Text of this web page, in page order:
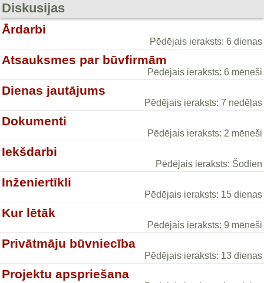
Diskusijas
Ārdarbi
Pēdējais ieraksts: 6 dienas
Atsauksmes par būvfirmām
Pēdējais ieraksts: 6 mēneši
Dienas jautājums
Pēdējais ieraksts: 7 nedēļas
Dokumenti
Pēdējais ieraksts: 2 mēneši
Iekšdarbi
Pēdējais ieraksts: Šodien
Inženiertīkli
Pēdējais ieraksts: 15 dienas
Kur lētāk
Pēdējais ieraksts: 9 mēneši
Privātmāju būvniecība
Pēdējais ieraksts: 13 dienas
Projektu apspriešana